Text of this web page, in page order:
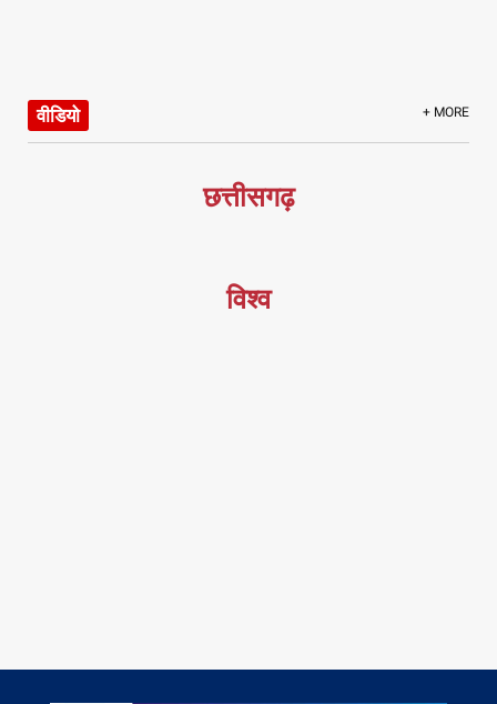
वीडियो + MORE
छत्तीसगढ़
विश्व